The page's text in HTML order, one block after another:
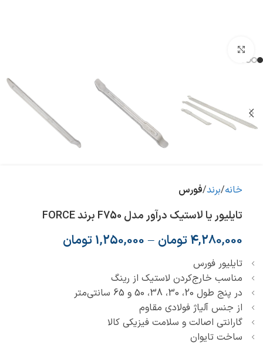
خانه برند فورس
تایلیور یا لاستیک درآور مدل F750 برند FORCE
4,280,000تومان –
1,250,000تومان
تایلیور فورس
مناسب خارج‌کردن لاستیک از رینگ
در پنج طول 20، 30، 38، 50 و 65 سانتی‌متر
از جنس آلیاژ فولادی مقاوم
گارانتی اصالت و سلامت فیزیکی کالا
ساخت تایوان